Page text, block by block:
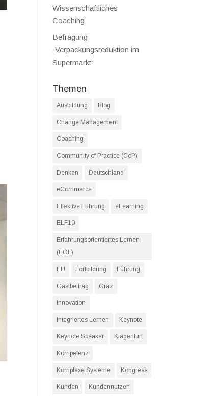
Wissenschaftliches
Coaching
Befragung
„Verpackungsreduktion im
Supermarkt“
Themen
Ausbildung Blog
Change Management
Coaching
Community of Practice (CoP)
Denken Deutschland
eCommerce
Effektive Führung eLearning
ELF10
Erfahrungsorientiertes Lernen
(EOL)
EU Fortbildung Führung
Gastbeitrag Graz
Innovation
Integriertes Lernen Keynote
Keynote Speaker Klagenfurt
Kompetenz
Komplexe Systeme Kongress
Kunden Kundennutzen